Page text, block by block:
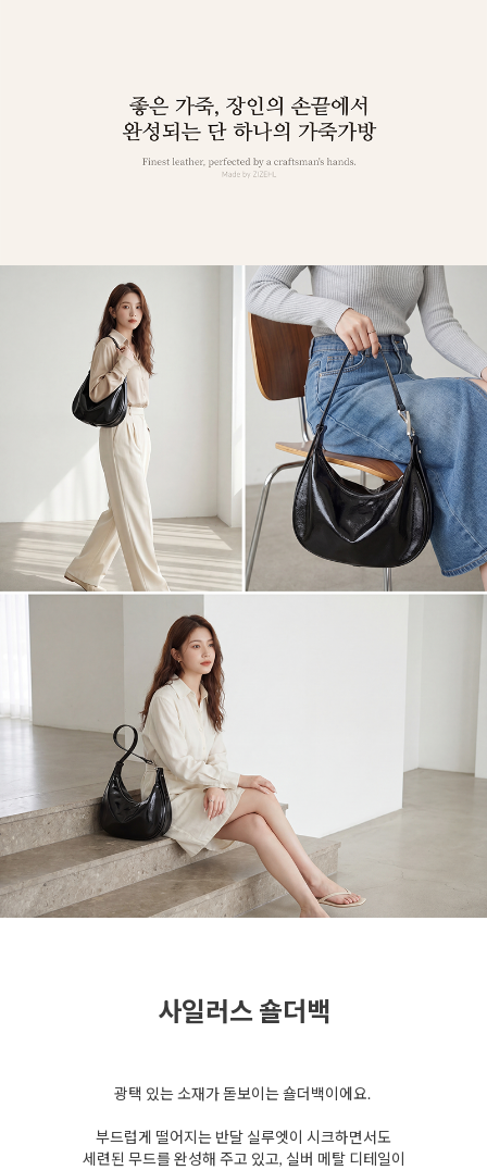
사일러스 숄더백
광택 있는 소재가 돋보이는 숄더백이에요.
부드럽게 떨어지는 반달 실루엣이 시크하면서도
세련된 무드를 완성해 주고 있고, 실버 메탈 디테일이